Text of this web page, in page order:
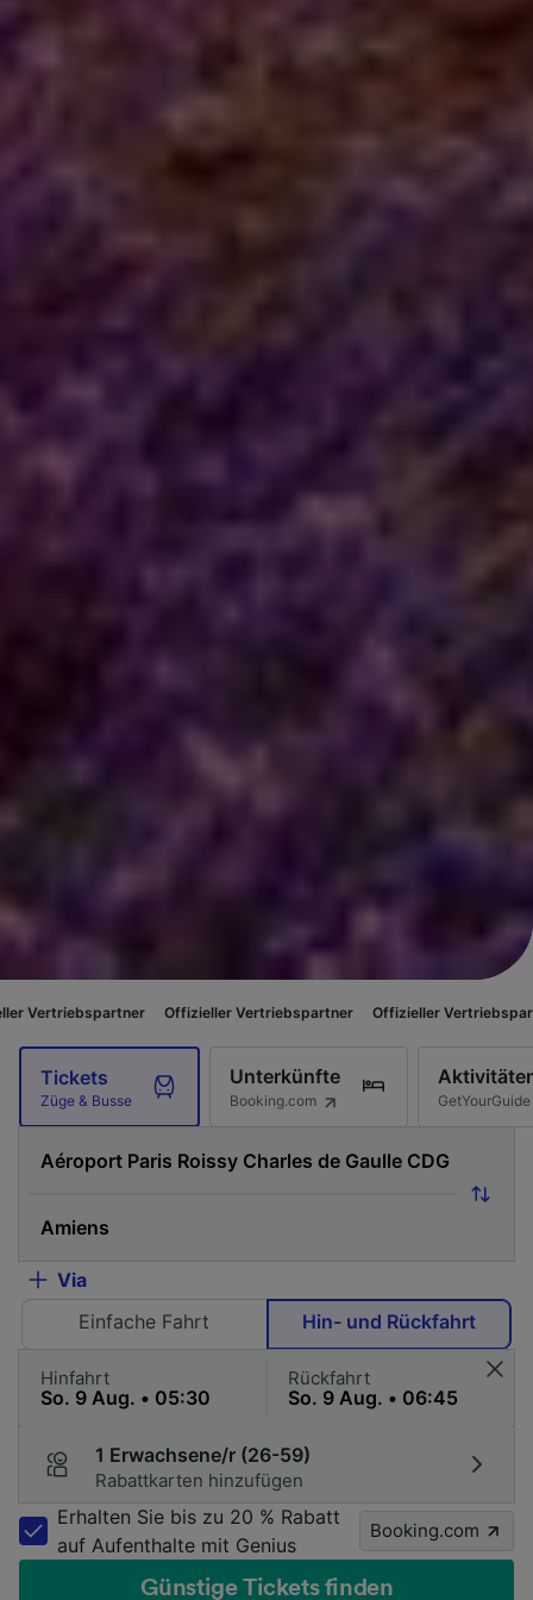
Offizieller Vertriebspartner Offizieller Vertriebspartner
Tickets
Züge & Busse
Unterkünfte
Booking.com GetYourGuide
Via
Einfache Fahrt
Hin- und Rückfahrt
Hinfahrt Rückfahrt
1 Erwachsene/r (26-59)
Rabattkarten hinzufügen
Erhalten Sie bis zu 20 % Rabatt
auf Aufenthalte mit Genius
Booking.com
Günstige Tickets finden